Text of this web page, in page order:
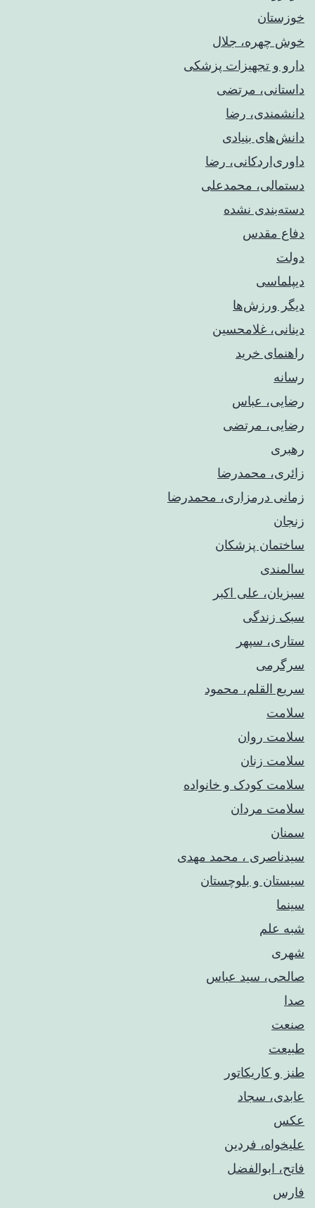
خوزستان
خوش چهره، جلال
دارو و تجهیزات پزشکی
داستانی، مرتضی
دانشمندی، رضا
دانش‌های بنیادی
داوری‌اردکانی، رضا
دستمالی، محمدعلی
دسته‌بندی نشده
دفاع مقدس
دولت
دیپلماسی
دیگر ورزش‌ها
دینانی، غلامحسین
راهنمای خريد
رسانه
رضایی، عباس
رضایی، مرتضی
رهبری
زائری، محمدرضا
زمانی درمزاری، محمدرضا
زنجان
ساختمان پزشکان
سالمندی
سبزیان، علی اکبر
سبک زندگی
ستاری، سپهر
سرگرمی
سریع القلم، محمود
سلامت
سلامت روان
سلامت زنان
سلامت کودک‌ و خانواده
سلامت مردان
سمنان
سیدناصری ، محمد مهدی
سیستان و بلوچستان
سینما
شبه علم
شهری
صالحی، سید عباس
صدا
صنعت
طبیعت
طنز و کاریکاتور
عابدی، سجاد
عکس
علیخواه، فردین
فاتح، ابوالفضل
فارس